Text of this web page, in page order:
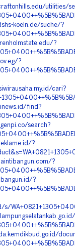
utilities/
koeln.de/suche/?
?
?
cari?
find?
search?
?
?
?